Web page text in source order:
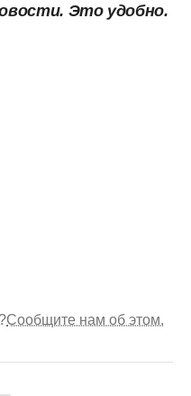
Это удобно.
Сообщите нам об этом.